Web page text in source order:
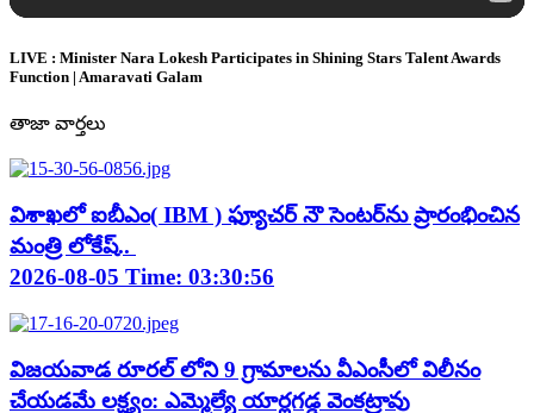
LIVE : Minister Nara Lokesh Participates in Shining Stars Talent Awards
Function | Amaravati Galam
తాజా వార్తలు
విశాఖలో ఐబీఎం( IBM ) ఫ్యూచర్ నౌ సెంటర్‌ను ప్రారంభించిన
మంత్రి లోకేష్..
2026-08-05 Time: 03:30:56
విజయవాడ రూరల్ లోని 9 గ్రామాలను వీఎంసీలో విలీనం
చేయడమే లక్ష్యం: ఎమ్మెల్యే యార్లగడ్డ వెంకట్రావు